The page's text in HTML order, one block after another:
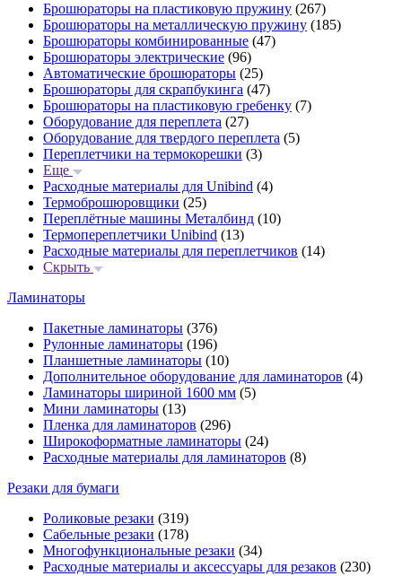
Брошюраторы на пластиковую пружину (267)
Брошюраторы на металлическую пружину (185)
Брошюраторы комбинированные (47)
Брошюраторы электрические (96)
Автоматические брошюраторы (25)
Брошюраторы для скрапбукинга (47)
Брошюраторы на пластиковую гребенку (7)
Оборудование для переплета (27)
Оборудование для твердого переплета (5)
Переплетчики на термокорешки (3)
Еще
Расходные материалы для Unibind (4)
Термоброшюровщики (25)
Переплётные машины Металбинд (10)
Термопереплетчики Unibind (13)
Расходные материалы для переплетчиков (14)
Скрыть
Ламинаторы
Пакетные ламинаторы (376)
Рулонные ламинаторы (196)
Планшетные ламинаторы (10)
Дополнительное оборудование для ламинаторов (4)
Ламинаторы шириной 1600 мм (5)
Мини ламинаторы (13)
Пленка для ламинаторов (296)
Широкоформатные ламинаторы (24)
Расходные материалы для ламинаторов (8)
Резаки для бумаги
Роликовые резаки (319)
Сабельные резаки (178)
Многофункциональные резаки (34)
Расходные материалы и аксессуары для резаков (230)